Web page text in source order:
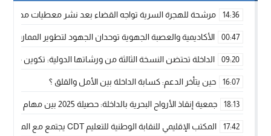
14:36 مرشحة للهجرة السرية تواجه القضاء بعد نشر معطيات مضللة
00:47 الأكاديمية والعصبة الجهوية توحدان الجهود لتطوير الممارسة
09:20 الداخلة تحتضن النسخة الثالثة من ورشاتها الدولية: تكوين
16:07 حين يتأخر الدعم: كسابة الداخلة بين الأمل والقلق ؟
18:13 جمعية إنقاذ الأرواح البحرية بالداخلة: حصيلة 2025 بين مهام الإنقاذ ومشروع “دار البحار”
17:42 المكتب الإقليمي للنقابة الوطنية للتعليم CDT يجتمع مع المدير الإقليمي لمناقشة ملفات جوهرية لنساء ورجال التعليم